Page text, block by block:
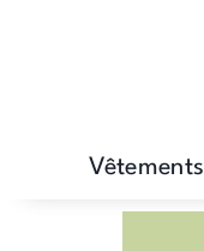
Vêtements